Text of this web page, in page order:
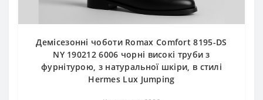
Демісезонні чоботи Romax Comfort 8195-DS
NY 190212 6006 чорні високі труби з
фурнітурою, з натуральної шкіри, в стилі
Hermes Lux Jumping